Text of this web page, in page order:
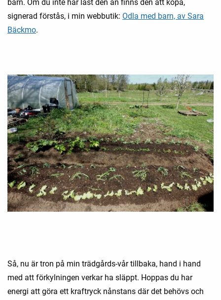
barn. Om du inte har läst den än finns den att köpa,
signerad förstås, i min webbutik: Odla med barn, av Sara
Bäckmo.
Så, nu är tron på min trädgårds-vår tillbaka, hand i hand
med att förkylningen verkar ha släppt. Hoppas du har
energi att göra ett kraftryck nånstans där det behövs och